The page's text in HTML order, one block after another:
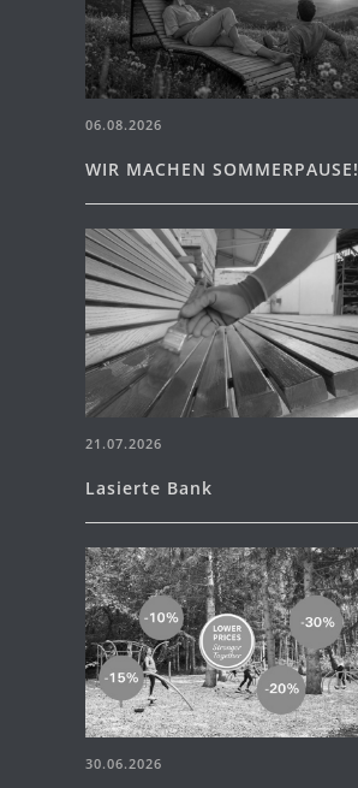
06.08.2026
WIR MACHEN SOMMERPAUSE!
21.07.2026
Lasierte Bank
30.06.2026